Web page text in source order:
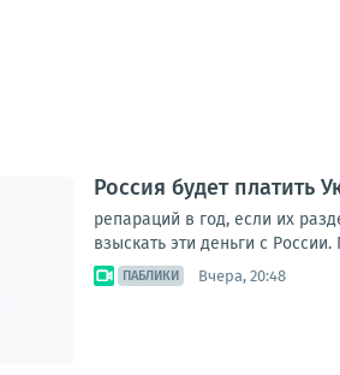
Россия будет платить
репараций в год, если их
взыскать эти деньги с
ПАБЛИКИ Вчера, 20:48